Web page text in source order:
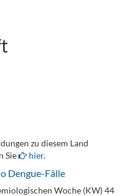
zu diesem Land
Sie
hier.
Dengue-Fälle
Woche (KW) 44